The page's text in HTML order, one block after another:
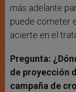
más adelante
puede cometer
acierte en el
Pregunta:
de proyección
campaña de